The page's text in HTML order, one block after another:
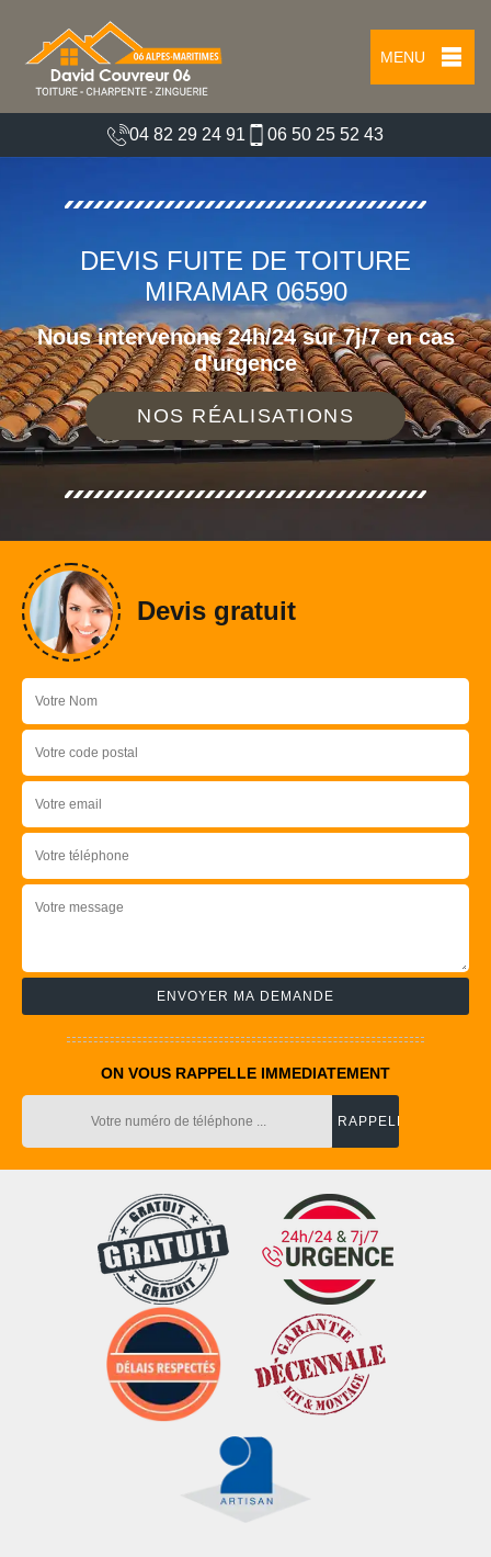
MENU
04 82 29 24 91 06 50 25 52 43
DEVIS FUITE DE TOITURE
MIRAMAR 06590
Nous intervenons 24h/24 sur 7j/7 en cas
d'urgence
NOS RÉALISATIONS
Devis gratuit
ON VOUS RAPPELLE IMMEDIATEMENT